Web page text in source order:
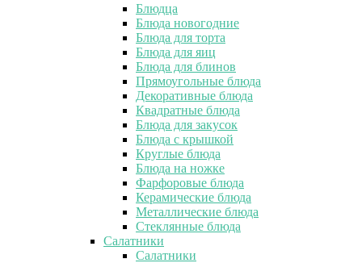
Блюдца
Блюда новогодние
Блюда для торта
Блюда для яиц
Блюда для блинов
Прямоугольные блюда
Декоративные блюда
Квадратные блюда
Блюда для закусок
Блюда с крышкой
Круглые блюда
Блюда на ножке
Фарфоровые блюда
Керамические блюда
Металлические блюда
Стеклянные блюда
Салатники
Салатники